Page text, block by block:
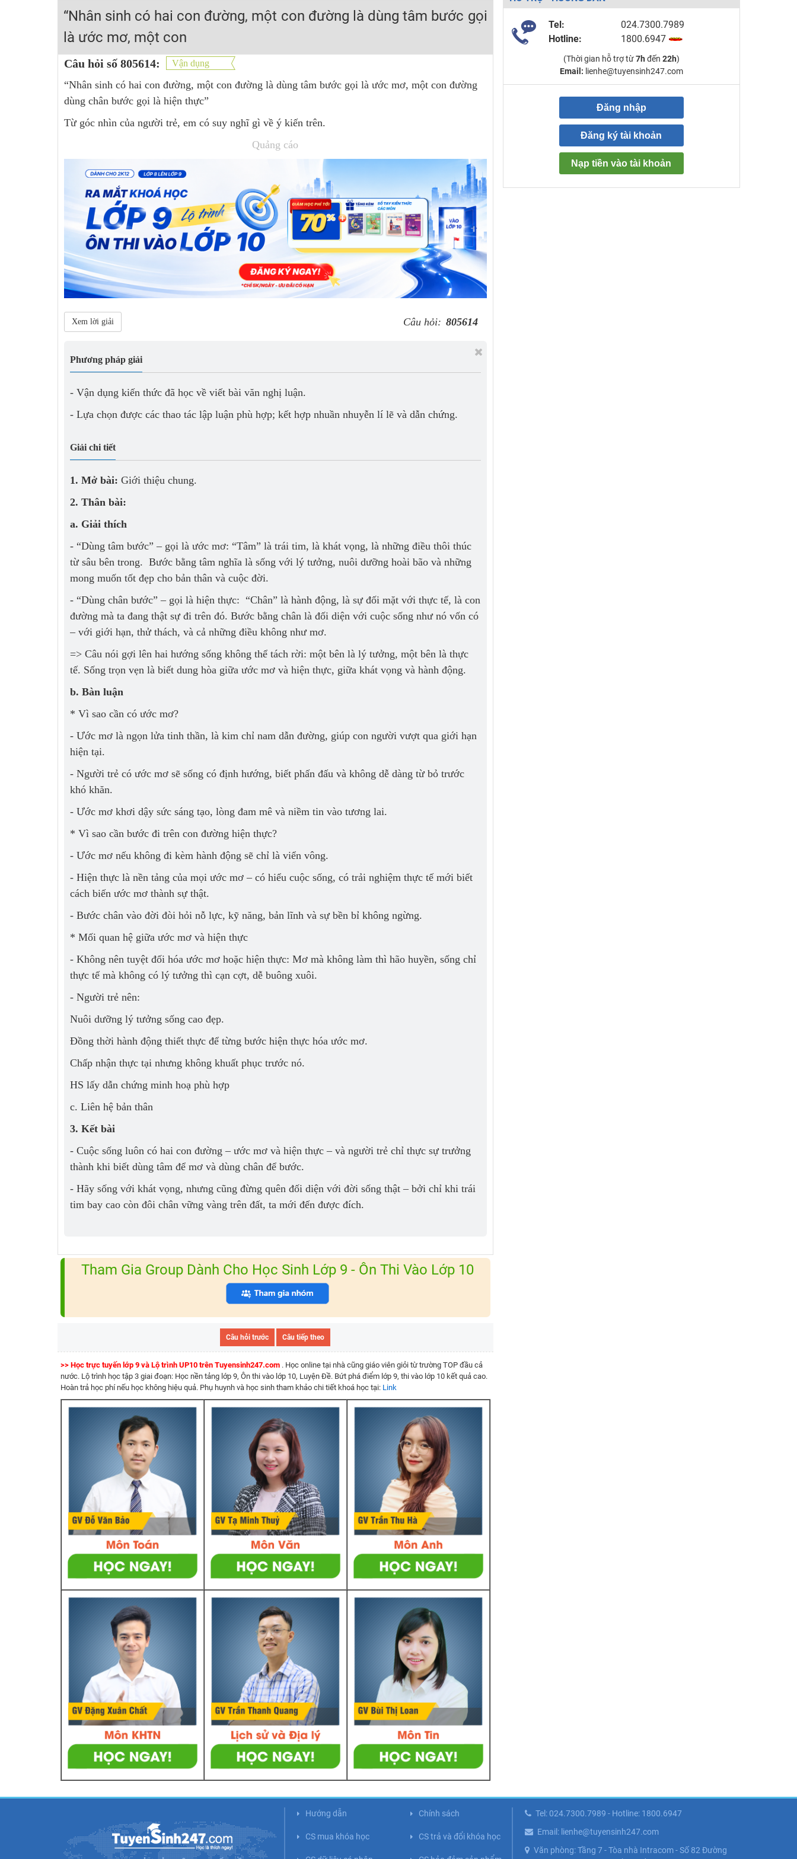
Học online lớp 2 với thầy cô giáo giỏi, nổi tiếng
Hot! Lễ hội đồng giá 449K - 499K toàn bộ khoá học tại Tuyensinh247 (Từ 16-18/07/2025)
Khuyến Mãi Khoá Học 1K Chỉ Từ 11-13/09/2024
Đồng giá khóa học 499K - 399K (13/11-15/11)
Khai giảng các khóa lớp 9 Toán - Lý - Hóa - Văn - Anh năm 2018
Khai giảng khóa Ngữ văn 7 - xây nền vững chắc cho tương lai!
Luyện thi vào lớp 10 môn Toán, Văn, Hóa, Anh, Lý với giáo viên giỏi và nổi tiếng
“Nhân sinh có hai con đường, một con đường là dùng tâm bước gọi
là ước mơ, một con
Câu hỏi số 805614: Vận dụng
“Nhân sinh có hai con đường, một con đường là dùng tâm bước gọi là ước mơ, một con đường
dùng chân bước gọi là hiện thực”
Từ góc nhìn của người trẻ, em có suy nghĩ gì về ý kiến trên.
Quảng cáo
Xem lời giải Câu hỏi: 805614
Phương pháp giải
- Vận dụng kiến thức đã học về viết bài văn nghị luận.
- Lựa chọn được các thao tác lập luận phù hợp; kết hợp nhuần nhuyễn lí lẽ và dẫn chứng.
Giải chi tiết
1. Mở bài: Giới thiệu chung.
2. Thân bài:
a. Giải thích
- “Dùng tâm bước” – gọi là ước mơ: “Tâm” là trái tim, là khát vọng, là những điều thôi thúc
từ sâu bên trong. Bước bằng tâm nghĩa là sống với lý tưởng, nuôi dưỡng hoài bão và những
mong muốn tốt đẹp cho bản thân và cuộc đời.
- “Dùng chân bước” – gọi là hiện thực: “Chân” là hành động, là sự đối mặt với thực tế, là con
đường mà ta đang thật sự đi trên đó. Bước bằng chân là đối diện với cuộc sống như nó vốn có
– với giới hạn, thử thách, và cả những điều không như mơ.
=> Câu nói gợi lên hai hướng sống không thể tách rời: một bên là lý tưởng, một bên là thực
tế. Sống trọn vẹn là biết dung hòa giữa ước mơ và hiện thực, giữa khát vọng và hành động.
b. Bàn luận
* Vì sao cần có ước mơ?
- Ước mơ là ngọn lửa tinh thần, là kim chỉ nam dẫn đường, giúp con người vượt qua giới hạn
hiện tại.
- Người trẻ có ước mơ sẽ sống có định hướng, biết phấn đấu và không dễ dàng từ bỏ trước
khó khăn.
- Ước mơ khơi dậy sức sáng tạo, lòng đam mê và niềm tin vào tương lai.
* Vì sao cần bước đi trên con đường hiện thực?
- Ước mơ nếu không đi kèm hành động sẽ chỉ là viển vông.
- Hiện thực là nền tảng của mọi ước mơ – có hiểu cuộc sống, có trải nghiệm thực tế mới biết
cách biến ước mơ thành sự thật.
- Bước chân vào đời đòi hỏi nỗ lực, kỹ năng, bản lĩnh và sự bền bỉ không ngừng.
* Mối quan hệ giữa ước mơ và hiện thực
- Không nên tuyệt đối hóa ước mơ hoặc hiện thực: Mơ mà không làm thì hão huyền, sống chỉ
thực tế mà không có lý tưởng thì cạn cợt, dễ buông xuôi.
- Người trẻ nên:
Nuôi dưỡng lý tưởng sống cao đẹp.
Đồng thời hành động thiết thực để từng bước hiện thực hóa ước mơ.
Chấp nhận thực tại nhưng không khuất phục trước nó.
HS lấy dẫn chứng minh hoạ phù hợp
c. Liên hệ bản thân
3. Kết bài
- Cuộc sống luôn có hai con đường – ước mơ và hiện thực – và người trẻ chỉ thực sự trưởng
thành khi biết dùng tâm để mơ và dùng chân để bước.
- Hãy sống với khát vọng, nhưng cũng đừng quên đối diện với đời sống thật – bởi chỉ khi trái
tim bay cao còn đôi chân vững vàng trên đất, ta mới đến được đích.
Tham Gia Group Dành Cho Học Sinh Lớp 9 - Ôn Thi Vào Lớp 10
Câu hỏi trước Câu tiếp theo
>> Học trực tuyến lớp 9 và Lộ trình UP10 trên Tuyensinh247.com . Học online tại nhà cũng giáo viên giỏi từ trường TOP đầu cả
nước. Lộ trình học tập 3 giai đoạn: Học nền tảng lớp 9, Ôn thi vào lớp 10, Luyện Đề. Bứt phá điểm lớp 9, thi vào lớp 10 kết quả cao.
Hoàn trả học phí nếu học không hiệu quả. Phụ huynh và học sinh tham khảo chi tiết khoá học tại: Link
Tel:
024.7300.7989
Hotline:
1800.6947
(Thời gian hỗ trợ từ7h đến 22h)
Email: lienhe@tuyensinh247.com
Đăng nhập
Đăng ký tài khoản
Nạp tiền vào tài khoản
Hướng dẫn Chính sách
CS mua khóa học CS trả và đổi khóa học
Tel: 024.7300.7989 - Hotline: 1800.6947
Email: lienhe@tuyensinh247.com
Văn phòng: Tầng 7 - Tòa nhà Intracom - Số 82 Đường